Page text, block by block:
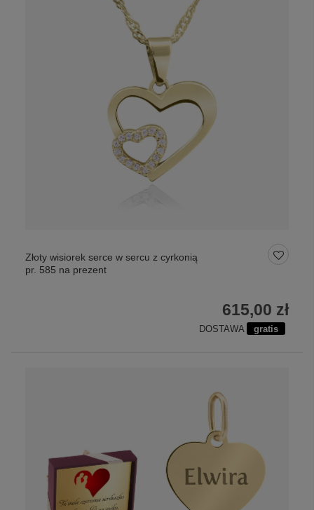
Złoty wisiorek serce w sercu z cyrkonią
pr. 585 na prezent
615,00 zł
DOSTAWA gratis